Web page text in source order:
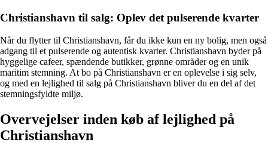
Christianshavn til salg: Oplev det pulserende kvarter
Når du flytter til Christianshavn, får du ikke kun en ny bolig, men også
adgang til et pulserende og autentisk kvarter. Christianshavn byder på
hyggelige cafeer, spændende butikker, grønne områder og en unik
maritim stemning. At bo på Christianshavn er en oplevelse i sig selv,
og med en lejlighed til salg på Christianshavn bliver du en del af det
stemningsfyldte miljø.
Overvejelser inden køb af lejlighed på
Christianshavn